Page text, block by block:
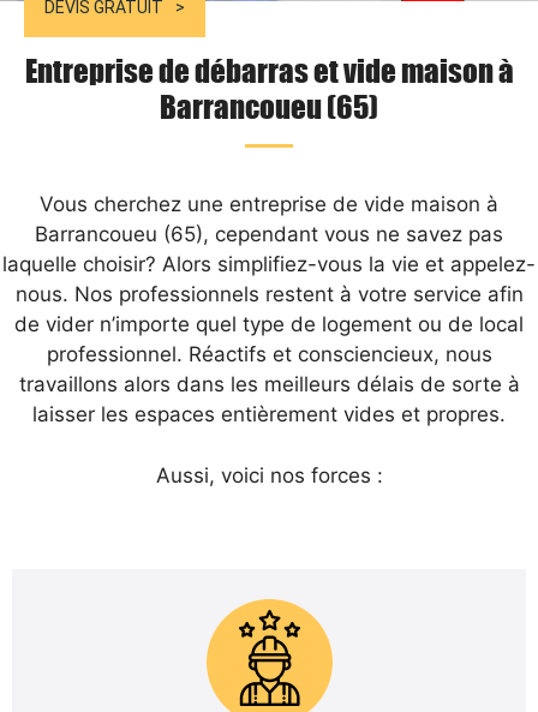
DEVIS GRATUIT
Entreprise de débarras et vide maison à
Barrancoueu (65)
Vous cherchez une entreprise de vide maison à
Barrancoueu (65), cependant vous ne savez pas
laquelle choisir? Alors simplifiez-vous la vie et appelez-
nous. Nos professionnels restent à votre service afin
de vider n’importe quel type de logement ou de local
professionnel. Réactifs et consciencieux, nous
travaillons alors dans les meilleurs délais de sorte à
laisser les espaces entièrement vides et propres.
Aussi, voici nos forces :